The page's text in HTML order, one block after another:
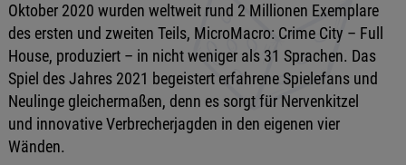
Oktober 2020 wurden weltweit rund 2 Millionen Exemplare
des ersten und zweiten Teils, MicroMacro: Crime City – Full
House, produziert – in nicht weniger als 31 Sprachen. Das
Spiel des Jahres 2021 begeistert erfahrene Spielefans und
Neulinge gleichermaßen, denn es sorgt für Nervenkitzel
und innovative Verbrecherjagden in den eigenen vier
Wänden.